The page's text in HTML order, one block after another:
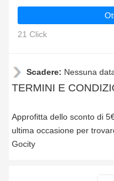
21 Click
Scadere: Nessuna
TERMINI E
Approfitta dello sconto di
ultima occasione per
Gocity